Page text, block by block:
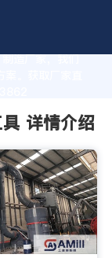
造厂家，我们
。获取厂家直
详情介绍